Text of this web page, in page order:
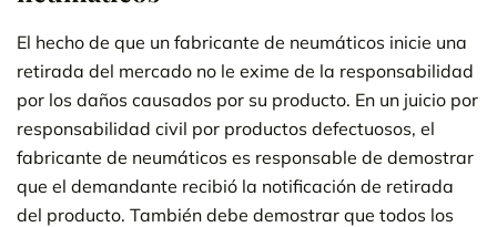
El hecho de que un fabricante de neumáticos inicie una
retirada del mercado no le exime de la responsabilidad
por los daños causados por su producto. En un juicio por
responsabilidad civil por productos defectuosos, el
fabricante de neumáticos es responsable de demostrar
que el demandante recibió la notificación de retirada
del producto. También debe demostrar que todos los